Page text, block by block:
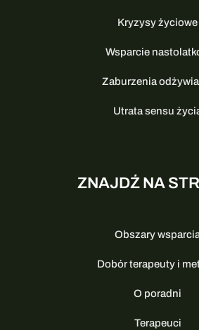
Kryzysy życiowe
Wsparcie
Zaburzenia
Utrata sensu
ZNAJDŹ NA
Obszary
Dobór terapeuty i
O poradni
Terapeuci